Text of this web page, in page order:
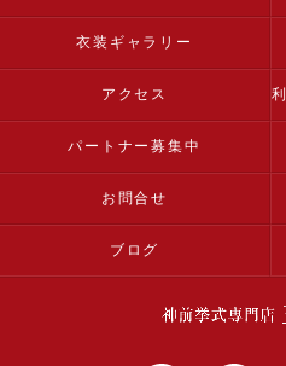
衣装ギャラリー
アクセス
パートナー募集中
お問合せ
ブログ